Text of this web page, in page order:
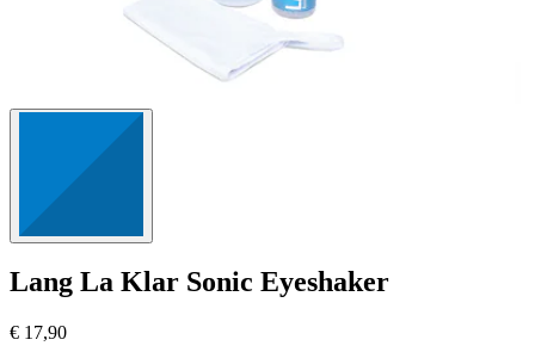
Lang La Klar Sonic Eyeshaker
€ 17,90